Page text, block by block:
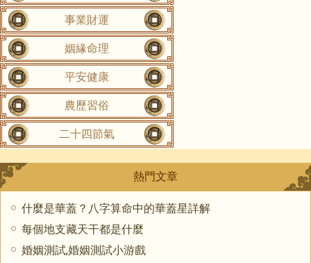
事業財運
姻緣命理
平安健康
農歷習俗
二十四節氣
熱門文章
什麼是華蓋？八字算命中的華蓋星詳解
每個地支藏天干都是什麼
婚姻測試,婚姻測試小游戲